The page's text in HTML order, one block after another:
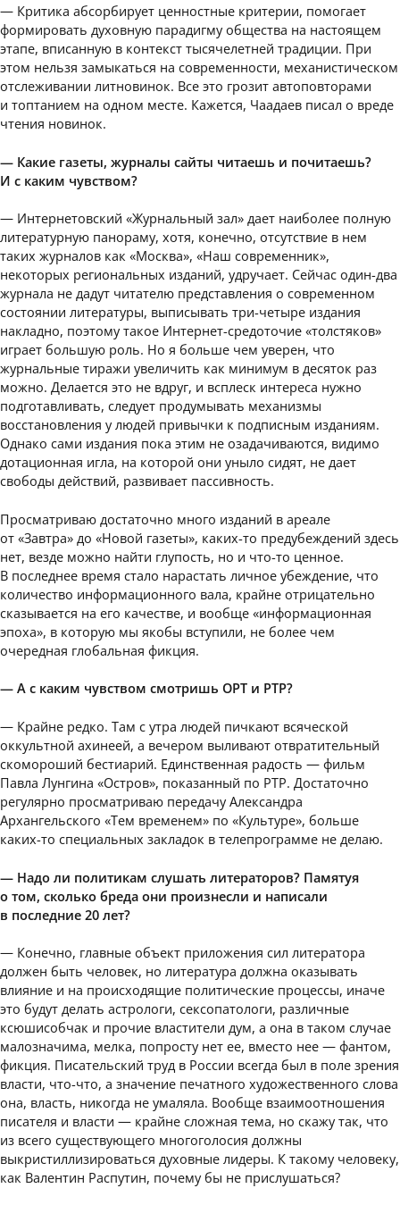
— Критика абсорбирует ценностные критерии, помогает
формировать духовную парадигму общества на настоящем
этапе, вписанную в контекст тысячелетней традиции. При
этом нельзя замыкаться на современности, механистическом
отслеживании литновинок. Все это грозит автоповторами
и топтанием на одном месте. Кажется, Чаадаев писал о вреде
чтения новинок.
— Какие газеты, журналы сайты читаешь и почитаешь?
И с каким чувством?
— Интернетовский «Журнальный зал» дает наиболее полную
литературную панораму, хотя, конечно, отсутствие в нем
таких журналов как «Москва», «Наш современник»,
некоторых региональных изданий, удручает. Сейчас один-два
журнала не дадут читателю представления о современном
состоянии литературы, выписывать три-четыре издания
накладно, поэтому такое Интернет-средоточие «толстяков»
играет большую роль. Но я больше чем уверен, что
журнальные тиражи увеличить как минимум в десяток раз
можно. Делается это не вдруг, и всплеск интереса нужно
подготавливать, следует продумывать механизмы
восстановления у людей привычки к подписным изданиям.
Однако сами издания пока этим не озадачиваются, видимо
дотационная игла, на которой они уныло сидят, не дает
свободы действий, развивает пассивность.
Просматриваю достаточно много изданий в ареале
от «Завтра» до «Новой газеты», каких-то предубеждений здесь
нет, везде можно найти глупость, но и что-то ценное.
В последнее время стало нарастать личное убеждение, что
количество информационного вала, крайне отрицательно
сказывается на его качестве, и вообще «информационная
эпоха», в которую мы якобы вступили, не более чем
очередная глобальная фикция.
— А с каким чувством смотришь ОРТ и РТР?
— Крайне редко. Там с утра людей пичкают всяческой
оккультной ахинеей, а вечером выливают отвратительный
скомороший бестиарий. Единственная радость — фильм
Павла Лунгина «Остров», показанный по РТР. Достаточно
регулярно просматриваю передачу Александра
Архангельского «Тем временем» по «Культуре», больше
каких-то специальных закладок в телепрограмме не делаю.
— Надо ли политикам слушать литераторов? Памятуя
о том, сколько бреда они произнесли и написали
в последние 20 лет?
— Конечно, главные объект приложения сил литератора
должен быть человек, но литература должна оказывать
влияние и на происходящие политические процессы, иначе
это будут делать астрологи, сексопатологи, различные
ксюшисобчак и прочие властители дум, а она в таком случае
малозначима, мелка, попросту нет ее, вместо нее — фантом,
фикция. Писательский труд в России всегда был в поле зрения
власти, что-что, а значение печатного художественного слова
она, власть, никогда не умаляла. Вообще взаимоотношения
писателя и власти — крайне сложная тема, но скажу так, что
из всего существующего многоголосия должны
выкристиллизироваться духовные лидеры. К такому человеку,
как Валентин Распутин, почему бы не прислушаться?